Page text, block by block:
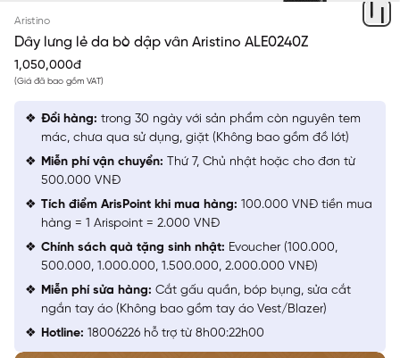
Aristino
Dây lưng lẻ da bò dập vân Aristino ALE0240Z
1,050,000đ
(Giá đã bao gồm VAT)
Đổi hàng: trong 30 ngày với sản phẩm còn nguyên tem
mác, chưa qua sử dụng, giặt (Không bao gồm đồ lót)
Miễn phí vận chuyển: Thứ 7, Chủ nhật hoặc cho đơn từ
500.000 VNĐ
Tích điểm ArisPoint khi mua hàng: 100.000 VNĐ tiền mua
hàng = 1 Arispoint = 2.000 VNĐ
Chính sách quà tặng sinh nhật: Evoucher (100.000,
500.000, 1.000.000, 1.500.000, 2.000.000 VNĐ)
Miễn phí sửa hàng: Cắt gấu quần, bóp bụng, sửa cắt
ngắn tay áo (Không bao gồm tay áo Vest/Blazer)
Hotline: 18006226 hỗ trợ từ 8h00:22h00